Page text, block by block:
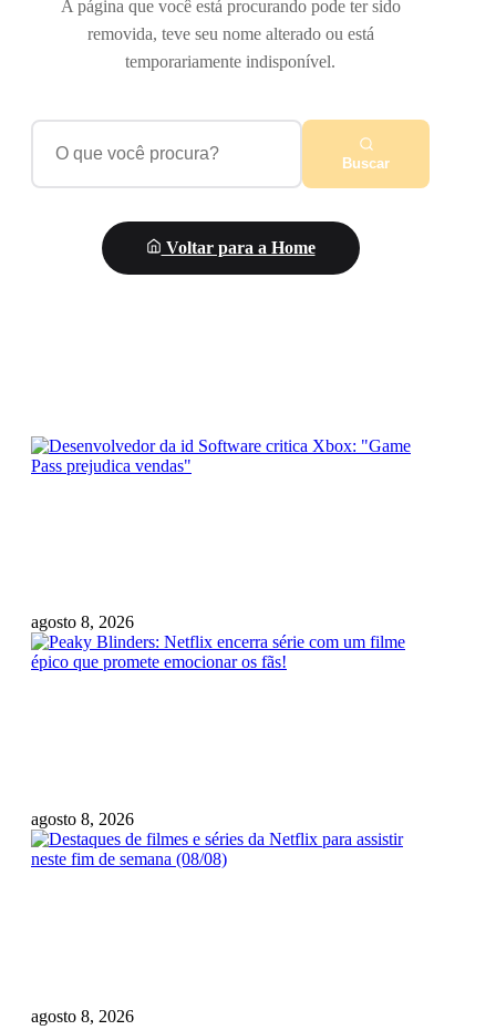
A página que você está procurando pode ter sido
removida, teve seu nome alterado ou está
temporariamente indisponível.
Buscar
Voltar para a Home
agosto 8, 2026
agosto 8, 2026
agosto 8, 2026